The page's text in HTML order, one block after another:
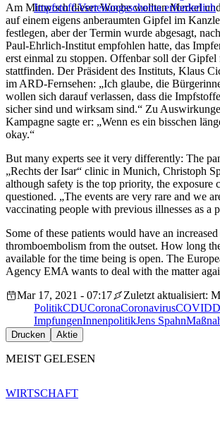
Impfstoff-Verteilungsschema erforderlich
Am Mittwoch dieser Woche wollten Merkel
auf einem eigens anberaumten Gipfel im
festlegen, aber der Termin wurde abgesagt,
Paul-Ehrlich-Institut empfohlen hatte, das
erst einmal zu stoppen. Offenbar soll der Gipfel
stattfinden. Der Präsident des Instituts, Klaus
im ARD-Fernsehen: „Ich glaube, die
wollen sich darauf verlassen, dass die
sicher sind und wirksam sind.“ Zu
Kampagne sagte er: „Wenn es ein bisschen
okay.“
But many experts see it very differently: The
„Rechts der Isar“ clinic in Munich, Christoph
although safety is the top priority, the exposure
questioned. „The events are very rare and we
vaccinating people with previous illnesses as a
Some of these patients would have an
thromboembolism from the outset. How long
available for the time being is open. The
Agency EMA wants to deal with the matter
Mar 17, 2021 - 07:17
Zuletzt aktualisiert:
PolitikCDUCoronaCoronavirusCOVID
ImpfungenInnenpolitikJens Spahn
Drucken Aktie
MEIST GELESEN
WIRTSCHAFT